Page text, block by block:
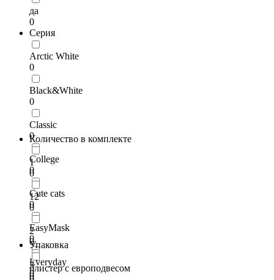
да
0
Серия
Arctic White
0
Black&White
0
Classic
0
College
0
Cute cats
0
EasyMask
0
Everyday
0
Количество в комплекте
1
0
12
0
2
0
3
0
Упаковка
блистер с европодвесом